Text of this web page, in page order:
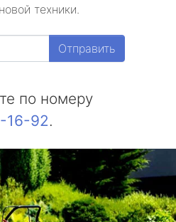
техники.
Отправить
по номеру
16-92.